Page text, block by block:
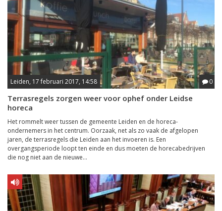
Leiden, 17 februari 2017, 14:58 0
Terrasregels zorgen weer voor ophef onder Leidse
horeca
Het rommelt weer tussen de gemeente Leiden en de horeca-
ondernemers in het centrum. Oorzaak, net als zo vaak de afgelopen
jaren, de terrasregels die Leiden aan het invoeren is. Een
overgangsperiode loopt ten einde en dus moeten de horecabedrijven
die nog niet aan de nieuwe...